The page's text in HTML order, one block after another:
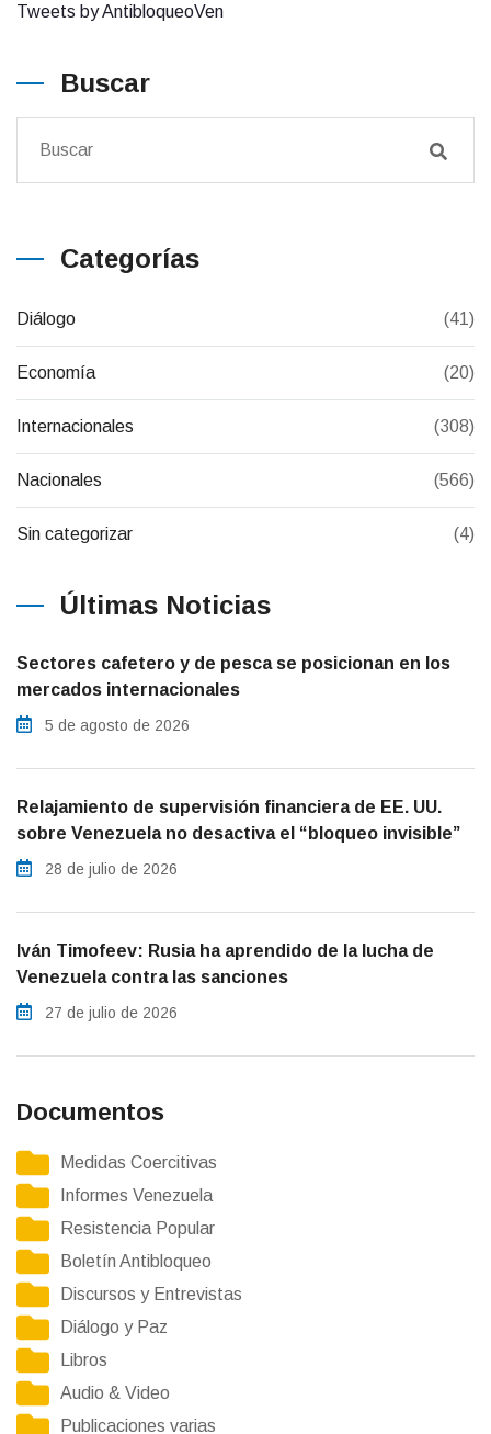
Tweets by AntibloqueoVen
Buscar
Categorías
Diálogo (41)
Economía (20)
Internacionales (308)
Nacionales (566)
Sin categorizar (4)
Últimas Noticias
Sectores cafetero y de pesca se posicionan en los
mercados internacionales
5 de agosto de 2026
Relajamiento de supervisión financiera de EE. UU.
sobre Venezuela no desactiva el “bloqueo invisible”
28 de julio de 2026
Iván Timofeev: Rusia ha aprendido de la lucha de
Venezuela contra las sanciones
27 de julio de 2026
Documentos
Medidas Coercitivas
Informes Venezuela
Resistencia Popular
Boletín Antibloqueo
Discursos y Entrevistas
Diálogo y Paz
Libros
Audio & Video
Publicaciones varias